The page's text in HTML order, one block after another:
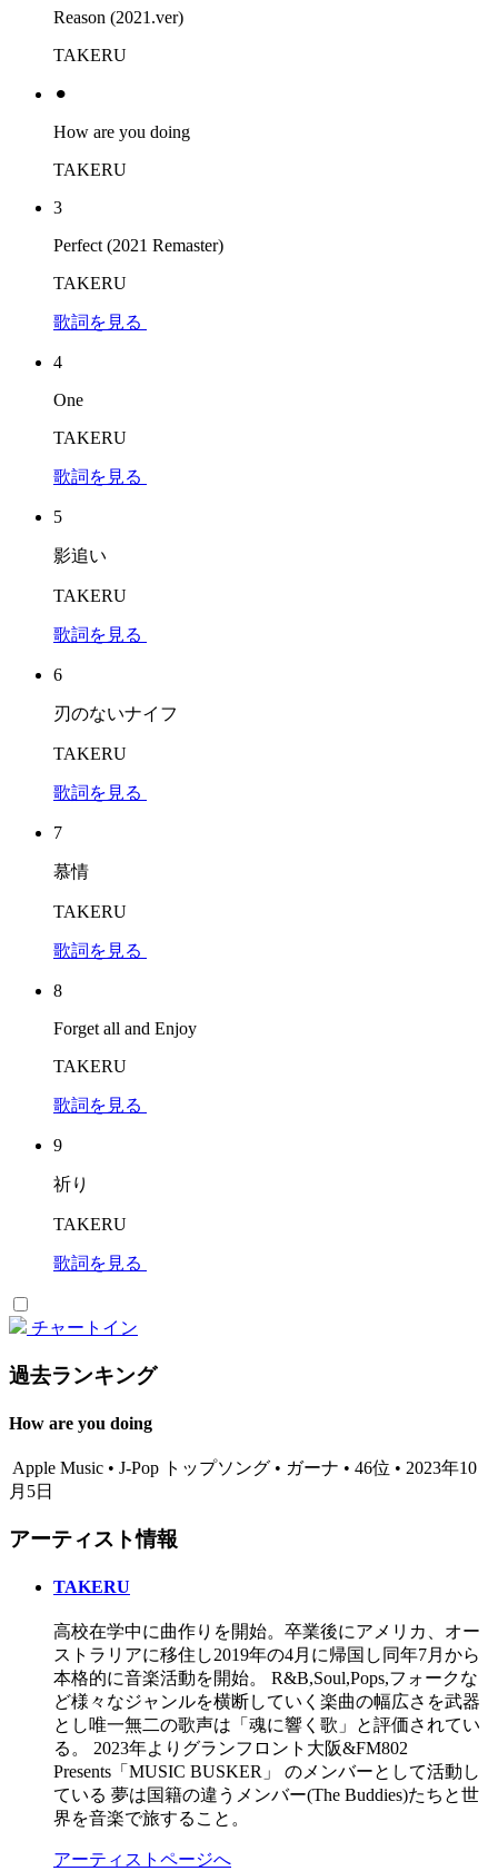
Reason (2021.ver)
TAKERU
⚫︎
How are you doing
TAKERU
3
Perfect (2021 Remaster)
TAKERU
歌詞を見る
4
One
TAKERU
歌詞を見る
5
影追い
TAKERU
歌詞を見る
6
刃のないナイフ
TAKERU
歌詞を見る
7
慕情
TAKERU
歌詞を見る
8
Forget all and Enjoy
TAKERU
歌詞を見る
9
祈り
TAKERU
歌詞を見る
チャートイン
過去ランキング
How are you doing
Apple Music • J-Pop トップソング • ガーナ • 46位 • 2023年10
月5日
アーティスト情報
TAKERU
高校在学中に曲作りを開始。卒業後にアメリカ、オー
ストラリアに移住し2019年の4月に帰国し同年7月から
本格的に音楽活動を開始。 R&B,Soul,Pops,フォークな
ど様々なジャンルを横断していく楽曲の幅広さを武器
とし唯一無二の歌声は「魂に響く歌」と評価されてい
る。 2023年よりグランフロント大阪&FM802
Presents「MUSIC BUSKER」 のメンバーとして活動し
ている 夢は国籍の違うメンバー(The Buddies)たちと世
界を音楽で旅すること。
アーティストページへ